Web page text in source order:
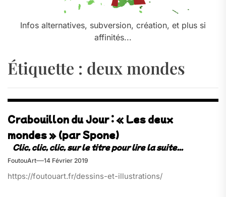
Infos alternatives, subversion, création, et plus si
affinités...
Étiquette : deux mondes
Crabouillon du Jour : « Les deux
mondes » (par Spone)
FoutouArt 14 Février 2019
https://foutouart.fr/dessins-et-illustrations/